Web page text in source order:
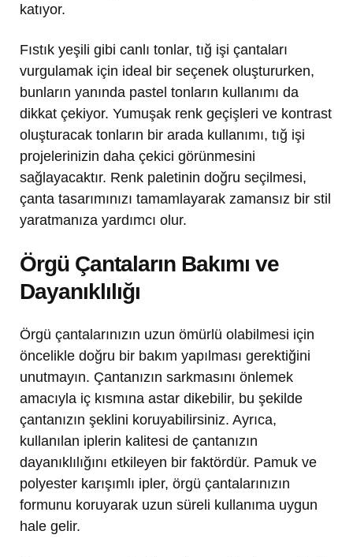
katıyor.
Fıstık yeşili gibi canlı tonlar, tığ işi çantaları
vurgulamak için ideal bir seçenek oluştururken,
bunların yanında pastel tonların kullanımı da
dikkat çekiyor. Yumuşak renk geçişleri ve kontrast
oluşturacak tonların bir arada kullanımı, tığ işi
projelerinizin daha çekici görünmesini
sağlayacaktır. Renk paletinin doğru seçilmesi,
çanta tasarımınızı tamamlayarak zamansız bir stil
yaratmanıza yardımcı olur.
Örgü Çantaların Bakımı ve
Dayanıklılığı
Örgü çantalarınızın uzun ömürlü olabilmesi için
öncelikle doğru bir bakım yapılması gerektiğini
unutmayın. Çantanızın sarkmasını önlemek
amacıyla iç kısmına astar dikebilir, bu şekilde
çantanızın şeklini koruyabilirsiniz. Ayrıca,
kullanılan iplerin kalitesi de çantanızın
dayanıklılığını etkileyen bir faktördür. Pamuk ve
polyester karışımlı ipler, örgü çantalarınızın
formunu koruyarak uzun süreli kullanıma uygun
hale gelir.